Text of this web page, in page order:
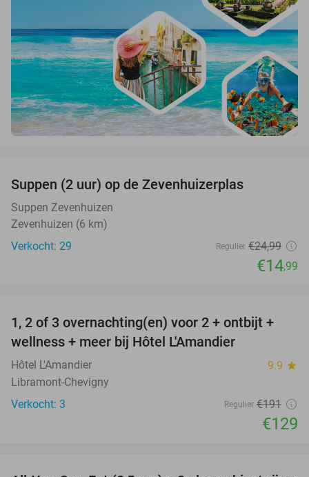
Suppen (2 uur) op de Zevenhuizerplas
Suppen Zevenhuizen
Zevenhuizen (6 km)
Verkocht: 29
Regulier €24,99
€14,99
32%
TODAY
1, 2 of 3 overnachting(en) voor 2 + ontbijt +
wellness + meer bij Hôtel L'Amandier
Hôtel L'Amandier 9.9 star
Libramont-Chevigny
Verkocht: 3
Regulier €191
€129